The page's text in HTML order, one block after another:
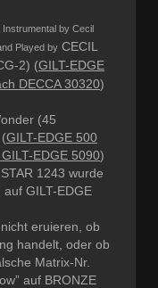
Instrumental by Cecil
Played by CECIL
2) (GILT-EDGE
DECCA 30320)
(45
GILT-EDGE 500
EDGE 5090)
1243 wurde
auf GILT-EDGE
eruieren, ob
handelt, oder ob
Matrix-Nr.
auf BRONZE